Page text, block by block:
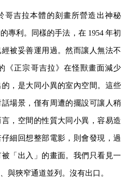
哥吉拉本體的刻畫所營造出神秘
專利。同樣的手法，在 1954 年初
經被妥善運用過。然而讓人無法不
《正宗哥吉拉》在怪獸畫面減少
，是大同小異的室內空間。這些
場景，僅有周遭的擺設可讓人稍
，空間的性質大同小異，容易造
細回想整部電影，則會發現，過
「出入」的畫面。我們只看見一
與狹窄通道並列。沒有出口。